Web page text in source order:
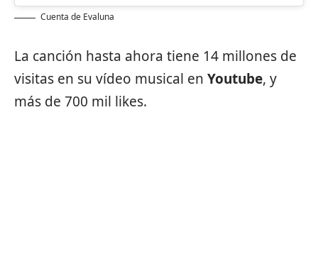
Cuenta de Evaluna
La canción hasta ahora tiene 14 millones de
visitas en su vídeo musical en Youtube, y
más de 700 mil likes.